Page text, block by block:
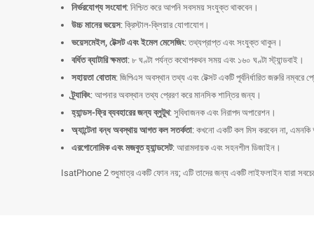
নির্ভরযোগ্য সংযোগ: নিশ্চিত করে আপনি সবসময় সংযুক্ত থাকবেন।
উচ্চ মানের ভয়েস: ক্রিস্টাল-ক্লিয়ার যোগাযোগ।
ভয়েসমেইল, টেক্সট এবং ইমেল মেসেজিং: তথ্যপ্রাপ্ত এবং সংযুক্ত থাকুন।
বর্ধিত ব্যাটারি ক্ষমতা: ৮ ঘণ্টা পর্যন্ত কথোপকথন সময় এবং ১৬০ ঘণ্টা স্ট্যান্ডবাই।
সহায়তা বোতাম: জিপিএস অবস্থান তথ্য এবং টেক্সট একটি পূর্বনির্ধারিত জরুরি নম্বরে
ট্র্যাকিং: আপনার অবস্থান তথ্য প্রেরণ করে মানসিক শান্তির জন্য।
হ্যান্ডস-ফ্রি ব্যবহারের জন্য ব্লুটুথ: সুবিধাজনক এবং নিরাপদ অপারেশন।
অ্যান্টেনা বন্ধ অবস্থায় আগত কল সতর্কতা: কখনো একটি কল মিস করবেন না, এমনকি
এরগোনোমিক এবং মজবুত হ্যান্ডসেট: আরামদায়ক এবং সহনশীল ডিজাইন।
IsatPhone 2 শুধুমাত্র একটি ফোন নয়; এটি তাদের জন্য একটি লাইফলাইন যারা